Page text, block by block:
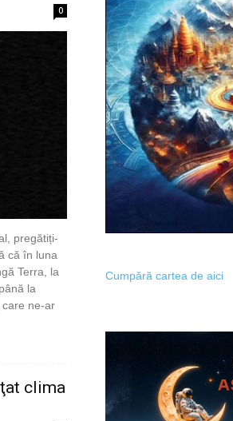
0
pregătiți-
că în luna
Terra, la
la
ne-ar
clima
Cumpără cartea de aici